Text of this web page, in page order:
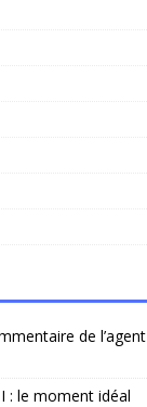
de l’agent
: le moment idéal